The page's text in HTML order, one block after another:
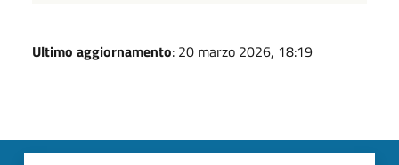
Ultimo aggiornamento: 20 marzo 2026, 18:19